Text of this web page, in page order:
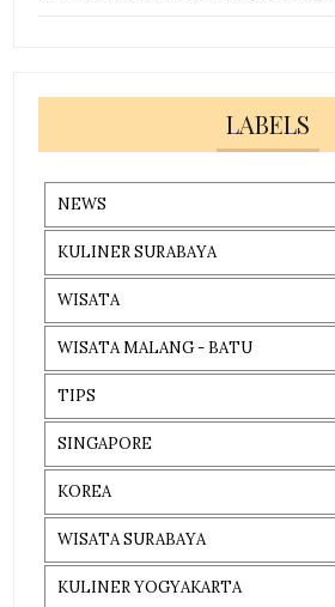
LABELS
NEWS
KULINER SURABAYA
WISATA
WISATA MALANG - BATU
TIPS
SINGAPORE
KOREA
WISATA SURABAYA
KULINER YOGYAKARTA